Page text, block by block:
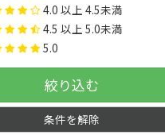
4.0 以上 4.5未満
4.5 以上 5.0未満
5.0
絞り込む
条件を解除